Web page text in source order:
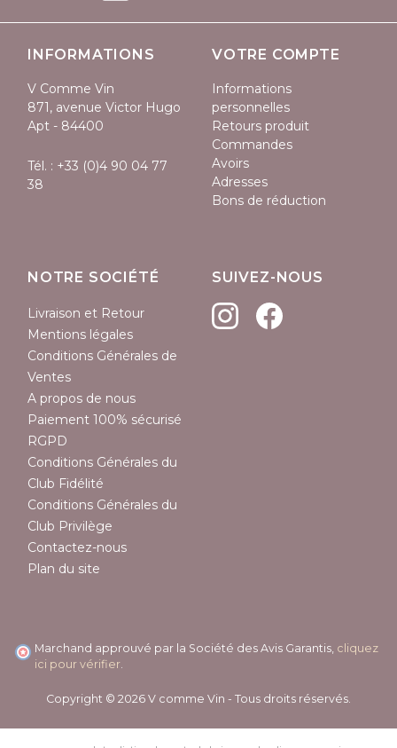
INFORMATIONS
V Comme Vin
871, avenue Victor Hugo
Apt - 84400
Tél. : +33 (0)4 90 04 77
38
VOTRE COMPTE
Informations
personnelles
Retours produit
Commandes
Avoirs
Adresses
Bons de réduction
NOTRE SOCIÉTÉ
Livraison et Retour
Mentions légales
Conditions Générales de
Ventes
A propos de nous
Paiement 100% sécurisé
RGPD
Conditions Générales du
Club Fidélité
Conditions Générales du
Club Privilège
Contactez-nous
Plan du site
SUIVEZ-NOUS
Marchand approuvé par la Société des Avis Garantis, cliquez
ici pour vérifier
Copyright © 2026 V comme Vin - Tous droits réservés.